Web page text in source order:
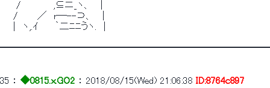
/ 　　　 　,⊆ニ_ヽ、　 |
/　 　 ／　r─--⊃、 　|
|　ヽ,.ｲ　　 ｀二ﾆﾆうヽ.　|
35 ： ◆0815.x.GO2 ： 2018/08/15(Wed) 21:06:38 ID:8764c897